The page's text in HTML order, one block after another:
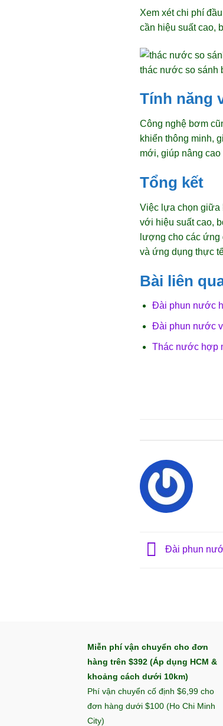
Xem xét chi phí
cần hiệu suất cao,
thác nước so sánh
Tính năng
Công nghệ bơm
khiển thông minh,
mới, giúp nâng
Tổng kết
Việc lựa chọn giữa
với hiệu suất cao,
lượng cho các
và ứng dụng thực
Bài liên
Đài phun nước
Đài phun nước
Thác nước hợp
Đài phun
Miễn phí vận chuyển cho đơn
hàng trên $392 (Áp dụng HCM &
khoảng cách dưới 10km)
Phí vận chuyển cố định $6,99 cho
đơn hàng dưới $100 (Ho Chi Minh
City)